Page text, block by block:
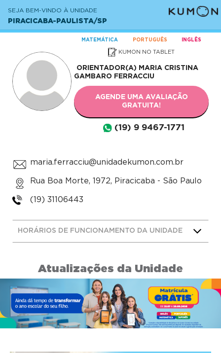
SEJA BEM-VINDO À UNIDADE
PIRACICABA-PAULISTA/SP
MATEMÁTICA PORTUGUÊS INGLÊS
KUMON NO TABLET
ORIENTADOR(A) MARIA CRISTINA
GAMBARO FERRACCIU
AGENDE UMA AVALIAÇÃO
GRATUITA!
(19) 9 9467-1771
maria.ferracciu@unidadekumon.com.br
Rua Boa Morte, 1972, Piracicaba - São Paulo
(19) 31106443
HORÁRIOS DE FUNCIONAMENTO DA UNIDADE
Atualizações da Unidade